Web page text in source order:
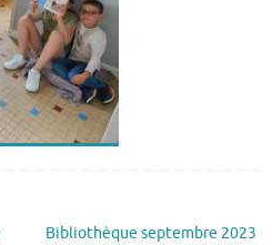
Bibliothèque septembre 2023